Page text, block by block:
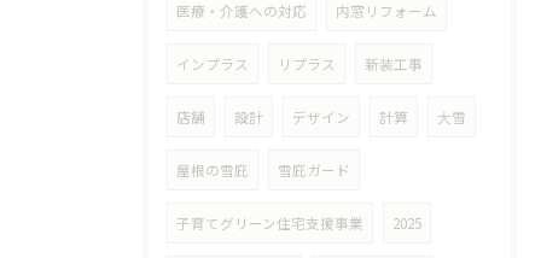
医療・介護への対応 内窓リフォーム
インプラス リプラス 新装工事
店舗 設計 デザイン 計算 大雪
屋根の雪庇 雪庇ガード
子育てグリーン住宅支援事業 2025